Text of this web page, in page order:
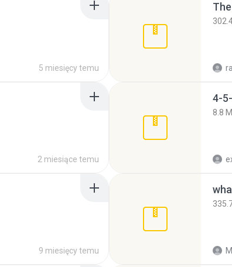
5 miesięcy temu
2 miesiące temu
4-
8.8
9 miesięcy temu